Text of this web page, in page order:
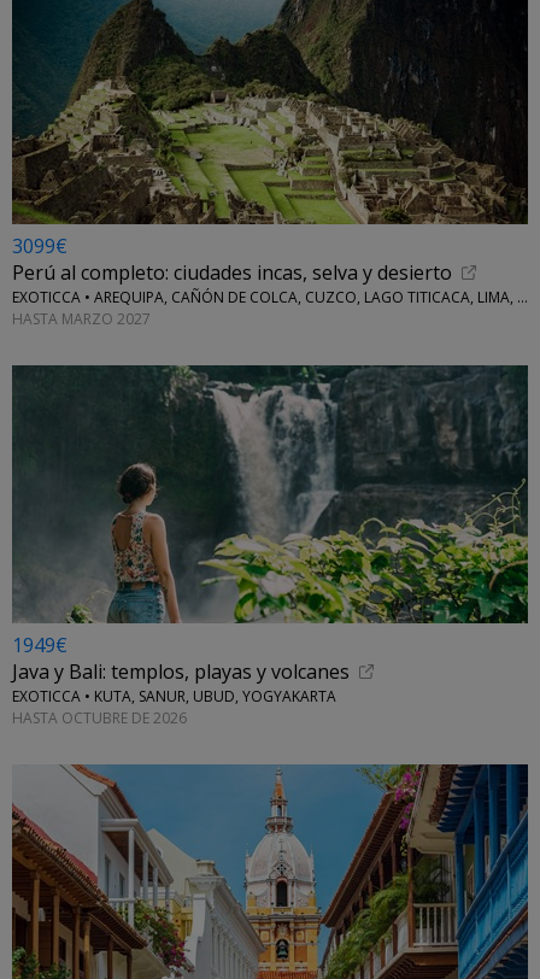
3099€
Perú al completo: ciudades incas, selva y desierto
EXOTICCA • AREQUIPA, CAÑÓN DE COLCA, CUZCO, LAGO TITICACA, LIMA, MACHU PICCHU, NAZCA Y VALLE SAGRADO
HASTA MARZO 2027
1949€
Java y Bali: templos, playas y volcanes
EXOTICCA • KUTA, SANUR, UBUD, YOGYAKARTA
HASTA OCTUBRE DE 2026